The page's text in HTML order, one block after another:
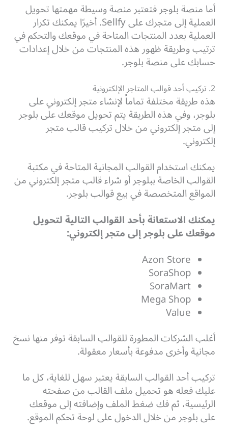
أما منصة بلوجر فتعتبر منصة وسيطة مهمتها تحويل
العملية إلى متجرك على Sellfy. أخيرًا يمكنك تكرار
العملية بعدد المنتجات المتاحة في موقعك والتحكم في
ترتيب وطريقة ظهور هذه المنتجات من خلال إعدادات
حسابك على منصة بلوجر.
2. تركيب أحد قوالب المتاجر الإلكترونية
هذه طريقة مختلفة تماماً لإنشاء متجر إلكتروني على
بلوجر، وفي هذه الطريقة يتم تحويل موقعك على بلوجر
إلى متجر إلكتروني من خلال تركيب قالب متجر
إلكتروني.
يمكنك استخدام القوالب المجانية المتاحة في مكتبة
القوالب الخاصة ببلوجر أو شراء قالب متجر إلكتروني من
المواقع المتخصصة في بيع قوالب بلوجر.
يمكنك الاستعانة بأحد القوالب التالية لتحويل
موقعك على بلوجر إلى متجر إلكتروني:
Azon Store
SoraShop
SoraMart
Mega Shop
Value
أغلب الشركات المطورة للقوالب السابقة توفر منها نسخ
مجانية وأخرى مدفوعة بأسعار معقولة.
تركيب أحد القوالب السابقة يعتبر سهل للغاية، كل ما
عليك فعله هو تحميل ملف القالب من صفحته
الرئيسية، ثم فك ضغط الملف وإضافته إلى موقعك
على بلوجر من خلال الدخول على لوحة تحكم الموقع.